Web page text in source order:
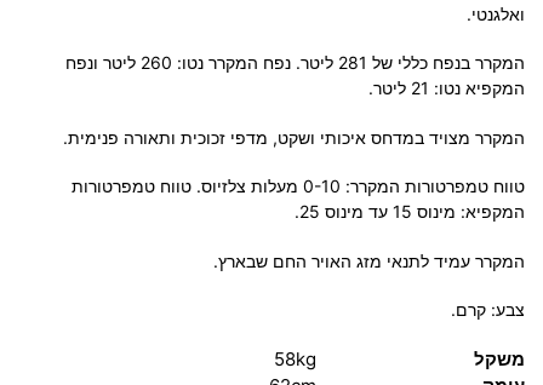
ואלגנטי.
המקרר בנפח כללי של 281 ליטר. נפח המקרר נטו: 260 ליטר ונפח
המקפיא נטו: 21 ליטר.
המקרר מצויד במדחס איכותי ושקט, מדפי זכוכית ותאורה פנימית.
טווח טמפרטורות המקרר: 0-10 מעלות צלזיוס. טווח טמפרטורות
המקפיא: מינוס 15 עד מינוס 25.
המקרר עמיד לתנאי מזג האויר החם שבארץ.
צבע: קרם.
משקל
58kg